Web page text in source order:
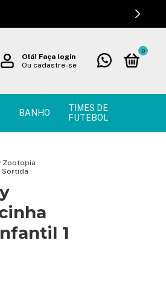
Olá! Faça login
Ou cadastre-se
0
BANHO
TIMES DE
FUTEBOL
Zootopia
Sortida
1